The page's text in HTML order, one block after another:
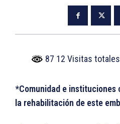
87 12 Visitas totales
*Comunidad e instituciones
la rehabilitación de este